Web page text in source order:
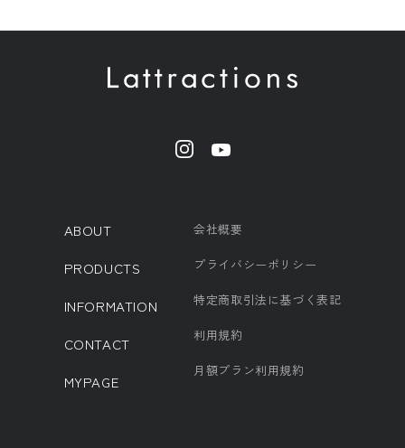
ABOUT
PRODUCTS
INFORMATION
CONTACT
MYPAGE
会社概要
プライバシーポリシー
特定商取引法に基づく表記
利用規約
月額プラン利用規約